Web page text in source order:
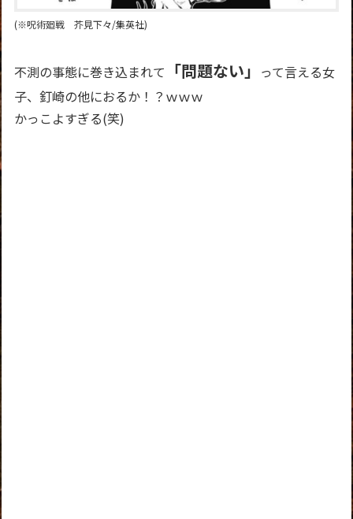
(※呪術廻戦 芥見下々/集英社)
不測の事態に巻き込まれて 「問題ない」 って言える女
子、釘崎の他におるか！？ｗｗｗ
かっこよすぎる(笑)